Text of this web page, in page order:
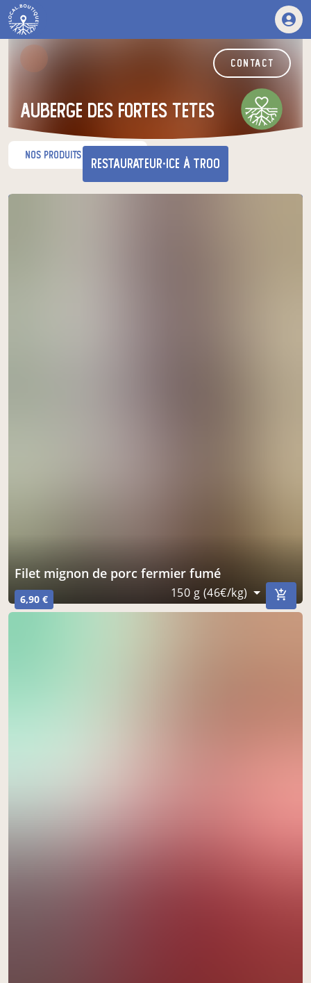
contact
auberge des fortes tetes
restaurateur·ice à Troo
nos produits du moment
Filet mignon de porc fermier fumé
6,90 € 150 g (46€/kg)